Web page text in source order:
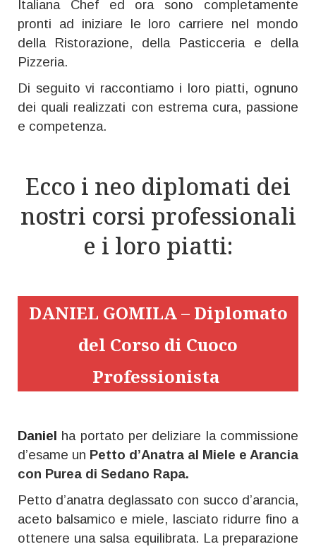
Italiana Chef ed ora sono completamente
pronti ad iniziare le loro carriere nel mondo
della Ristorazione, della Pasticceria e della
Pizzeria.
Di seguito vi raccontiamo i loro piatti, ognuno
dei quali realizzati con estrema cura, passione
e competenza.
Ecco i neo diplomati dei
nostri corsi professionali
e i loro piatti:
DANIEL GOMILA – Diplomato
del Corso di Cuoco
Professionista
Daniel ha portato per deliziare la commissione
d’esame un Petto d’Anatra al Miele e Arancia
con Purea di Sedano Rapa.
Petto d’anatra deglassato con succo d’arancia,
aceto balsamico e miele, lasciato ridurre fino a
ottenere una salsa equilibrata. La preparazione